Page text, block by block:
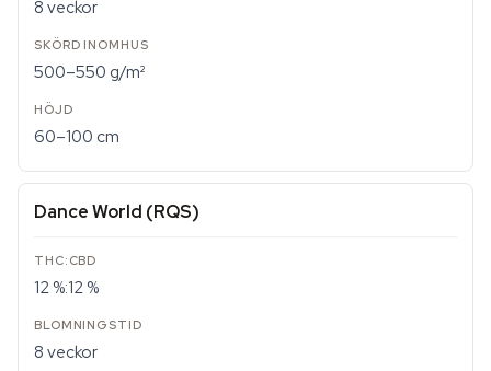
8 veckor
500–550 g/m²
60–100 cm
Dance World (RQS)
12 %:12 %
8 veckor